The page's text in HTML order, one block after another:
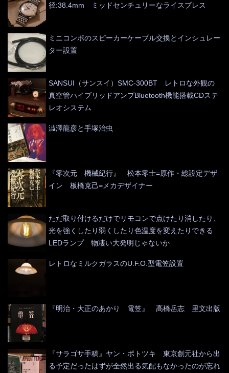
径:38.4mm ミッドセンチュリーなライスブレス
ミニコンポのスピーカーケーブル交換とインシュレー
ター設置
SANSUI（サンスイ）SMC-300BT レトロな外観の
真空管ハイブリッドアンプBluetooth機能搭載CDステ
レオシステム
澁澤龍彦と手塚治虫
『零次元 機械紀行』 松本零士=原作・総設定デザ
イン 板橋克己=メカデザイナー
ただ取り付けるだけでリモコンで点けたり消したり、
光を強くしたり弱くしたり色温度を変えたりできる
LEDランプ 物凄い大発明じゃないか
レトロなミルクガラスのU.F.O.型電笠設置
『明治・大正のあかり 電笠』 高橋岳志 里文出版
『サラゴサ手稿』ヤン・ポトツキ 東京創元社から出
る予定だったはずが全然出る気配もなかったのが忘れ